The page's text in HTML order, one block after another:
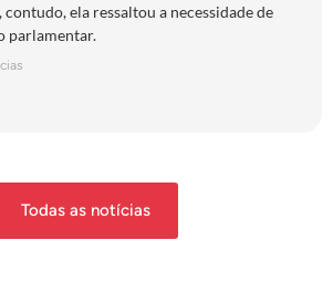
ela ressaltou a necessidade de
parlamentar.
Todas as notícias